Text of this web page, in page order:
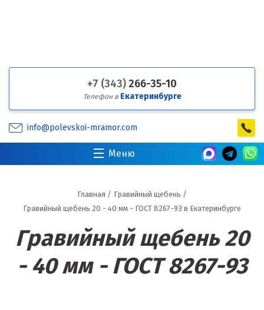
+7 (343) 266-35-10
Телефон в Екатеринбурге
info@polevskoi-mramor.com
Меню
Главная / Гравийный щебень /
Гравийный щебень 20 - 40 мм - ГОСТ 8267-93 в Екатеринбурге
Гравийный щебень 20
- 40 мм - ГОСТ 8267-93